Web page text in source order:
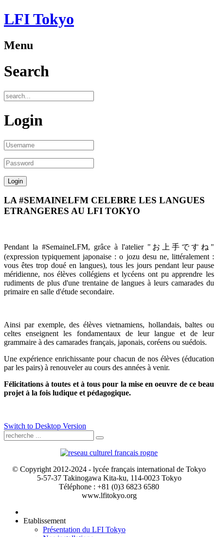
LFI Tokyo
Menu
Search
Login
LA #SEMAINELFM CELEBRE LES LANGUES
ETRANGERES AU LFI TOKYO
Pendant la #SemaineLFM, grâce à l'atelier " お上手ですね "
(expression typiquement japonaise : o jozu desu ne, littéralement :
vous êtes trop doué en langues), tous les jours pendant leur pause
méridienne, nos élèves collégiens et lycéens ont pu apprendre les
rudiments de plus d'une trentaine de langues à leurs camarades du
primaire en salle d'étude secondaire.
Ainsi par exemple, des élèves vietnamiens, hollandais, baltes ou
celtes enseignent les fondamentaux de leur langue et de leur
grammaire à des camarades français, japonais, coréens ou suédois.
Une expérience enrichissante pour chacun de nos élèves (éducation
par les pairs) à renouveler au cours des années à venir.
Félicitations à toutes et à tous pour la mise en oeuvre de ce beau
projet à la fois ludique et pédagogique.
Switch to Desktop Version
© Copyright 2012-2024 - lycée français international de Tokyo
5-57-37 Takinogawa Kita-ku, 114-0023 Tokyo
Téléphone : +81 (0)3 6823 6580
www.lfitokyo.org
Etablissement
Présentation du LFI Tokyo